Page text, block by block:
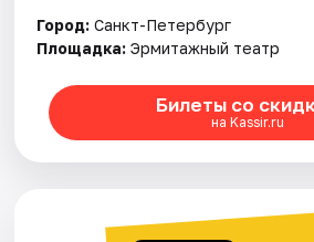
Город: Санкт-Петербург
Площадка: Эрмитажный театр
Билеты со
на Kassir.ru